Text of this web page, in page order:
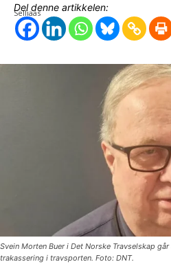
Del denne artikkelen:
Svein Morten Buer i Det Norske Travselskap
trakassering i travsporten. Foto: DNT.